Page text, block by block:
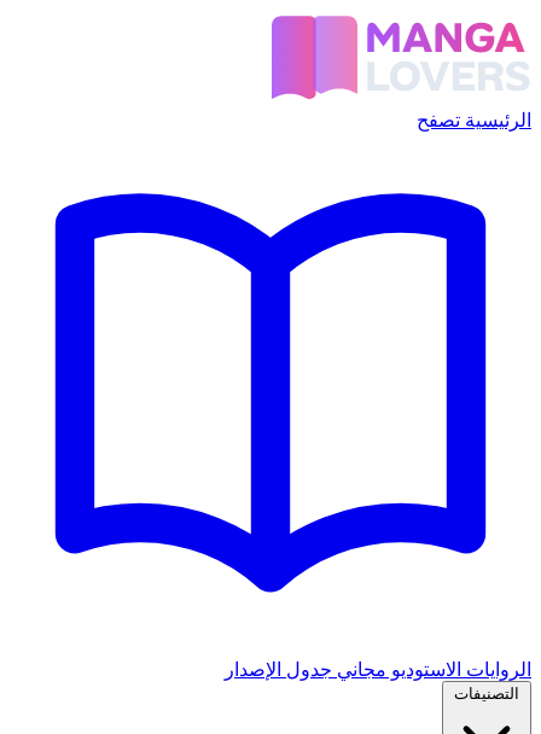
الرئيسية تصفح
الروايات الاستوديو مجاني جدول الإصدار
التصنيفات